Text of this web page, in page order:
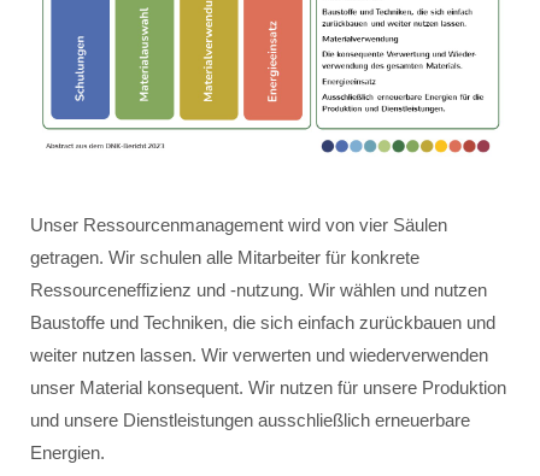
Unser Ressourcenmanagement wird von vier Säulen
getragen. Wir schulen alle Mitarbeiter für konkrete
Ressourceneffizienz und -nutzung. Wir wählen und nutzen
Baustoffe und Techniken, die sich einfach zurückbauen und
weiter nutzen lassen. Wir verwerten und wiederverwenden
unser Material konsequent. Wir nutzen für unsere Produktion
und unsere Dienstleistungen ausschließlich erneuerbare
Energien.